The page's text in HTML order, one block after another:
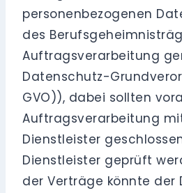
personenbezogenen
des
Auftragsverarbeitung
Datenschutz-
GVO)), dabei sollten
Auftragsverarbeitung
Dienstleister
Dienstleister geprüft
der Verträge könnte der